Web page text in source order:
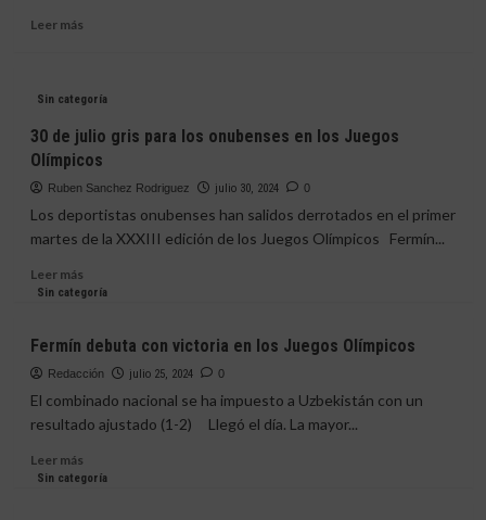
Leer másLeer
Marín,
por
la
hora
verdad
Sin categoría
30 de julio gris para los onubenses en los Juegos
Olímpicos
Ruben Sanchez Rodriguez julio 30, 2024 0
Los deportistas onubenses han salidos derrotados en el primer
martes de la XXXIII edición de los Juegos Olímpicos Fermín...
Leer másLeer
más
de
julio
gris
para
onubenses
en
Sin categoría
Fermín debuta con victoria en los Juegos Olímpicos
Redacción julio 25, 2024 0
El combinado nacional se ha impuesto a Uzbekistán con un
resultado ajustado (1-2) Llegó el día. La mayor...
Leer másLeer
más
Sin categoría